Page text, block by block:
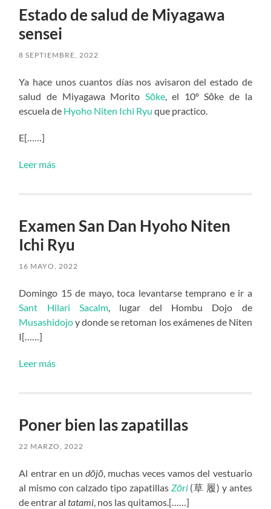
Estado de salud de Miyagawa
sensei
8 SEPTIEMBRE, 2022
Ya hace unos cuantos días nos avisaron del estado de
salud de Miyagawa Morito Sōke, el 10º Sōke de la
escuela de Hyoho Niten Ichi Ryu que practico.
E[……]
Leer más
Examen San Dan Hyoho Niten
Ichi Ryu
16 MAYO, 2022
Domingo 15 de mayo, toca levantarse temprano e ir a
Sant Hilari Sacalm, lugar del Hombu Dojo de
Musashidojoy donde se retoman los exámenes de Niten
I[……]
Leer más
Poner bien las zapatillas
22 MARZO, 2022
Al entrar en un dōjō, muchas veces vamos del vestuario
al mismo con calzado tipo zapatillas Zōri(草 履) y antes
de entrar altatami, nos las quitamos.[……]